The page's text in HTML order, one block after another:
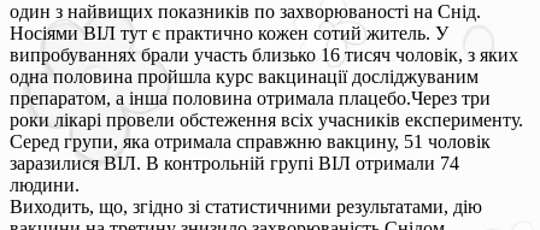
один з найвищих показників по захворюваності на Снід.
Носіями ВІЛ тут є практично кожен сотий житель. У
випробуваннях брали участь близько 16 тисяч чоловік, з яких
одна половина пройшла курс вакцинації досліджуваним
препаратом, а інша половина отримала плацебо.Через три
роки лікарі провели обстеження всіх учасників експерименту.
Серед групи, яка отримала справжню вакцину, 51 чоловік
заразилися ВІЛ. В контрольній групі ВІЛ отримали 74
людини.
Виходить, що, згідно зі статистичними результатами, дію